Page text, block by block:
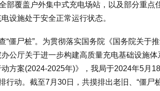
部覆盖户外集中式充电场站，以及部分重点
设施处于安全正常运行状态。
尸桩”。为贯彻落实国务院《国务院关于
公厅关于进一步构建高质量充电基础设施
方案(2024-2025年)》，我局于2024年5月
行动。截至7月30日，共摸排出老旧、“僵尸